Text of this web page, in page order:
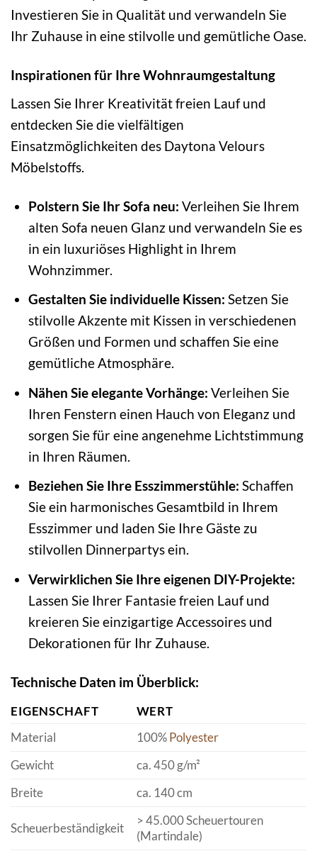
Investieren Sie in Qualität und verwandeln Sie
Ihr Zuhause in eine stilvolle und gemütliche Oase.
Inspirationen für Ihre Wohnraumgestaltung
Lassen Sie Ihrer Kreativität freien Lauf und
entdecken Sie die vielfältigen
Einsatzmöglichkeiten des Daytona Velours
Möbelstoffs.
Polstern Sie Ihr Sofa neu: Verleihen Sie Ihrem
alten Sofa neuen Glanz und verwandeln Sie es
in ein luxuriöses Highlight in Ihrem
Wohnzimmer.
Gestalten Sie individuelle Kissen: Setzen Sie
stilvolle Akzente mit Kissen in verschiedenen
Größen und Formen und schaffen Sie eine
gemütliche Atmosphäre.
Nähen Sie elegante Vorhänge: Verleihen Sie
Ihren Fenstern einen Hauch von Eleganz und
sorgen Sie für eine angenehme Lichtstimmung
in Ihren Räumen.
Beziehen Sie Ihre Esszimmerstühle: Schaffen
Sie ein harmonisches Gesamtbild in Ihrem
Esszimmer und laden Sie Ihre Gäste zu
stilvollen Dinnerpartys ein.
Verwirklichen Sie Ihre eigenen DIY-Projekte:
Lassen Sie Ihrer Fantasie freien Lauf und
kreieren Sie einzigartige Accessoires und
Dekorationen für Ihr Zuhause.
Technische Daten im Überblick:
EIGENSCHAFT
WERT
Material
100%Polyester
Gewicht
ca. 450 g/m²
Breite
ca. 140 cm
Scheuerbeständigkeit
> 45.000 Scheuertouren
(Martindale)